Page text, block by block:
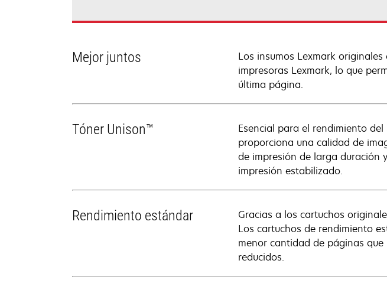
Mejor juntos
Los insumos Lexmark
impresoras Lexmark, lo que
última página.
Tóner Unison™
Esencial para el rendimiento
proporciona una calidad de
de impresión de larga duración
impresión estabilizado.
Rendimiento estándar
Gracias a los cartuchos
Los cartuchos de rendimiento
menor cantidad de páginas
reducidos.